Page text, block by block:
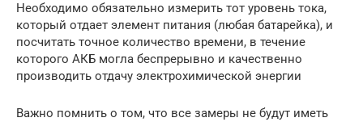
Необходимо обязательно измерить тот уровень тока,
который отдает элемент питания (любая батарейка), и
посчитать точное количество времени, в течение
которого АКБ могла беспрерывно и качественно
производить отдачу электрохимической энергии
Важно помнить о том, что все замеры не будут иметь